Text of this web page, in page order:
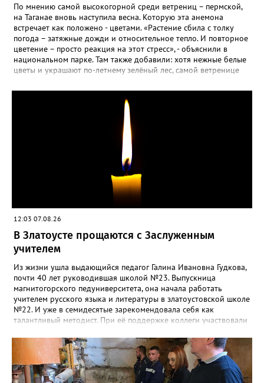
По мнению самой высокогорной среди ветрениц – пермской,
на Таганае вновь наступила весна. Которую эта анемона
встречает как положено - цветами. «Растение сбила с толку
погода – затяжные дожди и относительное тепло. И повторное
цветение – просто реакция на этот стресс», - объяснили в
национальном парке. Там также добавили: хотя нежные белые
цветы и украшают по-летнему зелёный лес, самой ветренице
силы перед долгой зимовкой.
12:03 07.08.26
В Златоусте прощаются с Заслуженным
учителем
Из жизни ушла выдающийся педагог Галина Ивановна Гудкова,
почти 40 лет руководившая школой №23. Выпускница
магнитогорского педуниверситета, она начала работать
учителем русского языка и литературы в златоустовской школе
№22. И уже в семидесятые зарекомендовала себя как
талантливый методист. При её поддержке коллеги участвовали
«Благодаря её мудрому руководству в школе сформировался
сильный педагогический коллектив, объединённый общими
ценностями и любовью к своему делу. Для многих Галина
Ивановна навсегда останется не только талантливым